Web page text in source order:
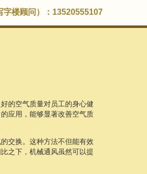
字楼顾问）：13520555107
的空气质量对员工的身心健
应用，能够显著改善空气质
交换。这种方法不但能有效
之下，机械通风虽然可以提